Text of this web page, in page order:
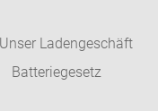
Unser Ladengeschäft
Batteriegesetz